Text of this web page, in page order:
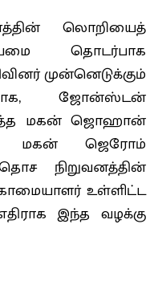
லொறியைத்
தொடர்பாக
முன்னெடுக்கும்
ஜோன்ஸ்டன்
மகன் ஜொஹான்
மகன் ஜெரோம்
நிறுவனத்தின்
உள்ளிட்ட
இந்த வழக்கு